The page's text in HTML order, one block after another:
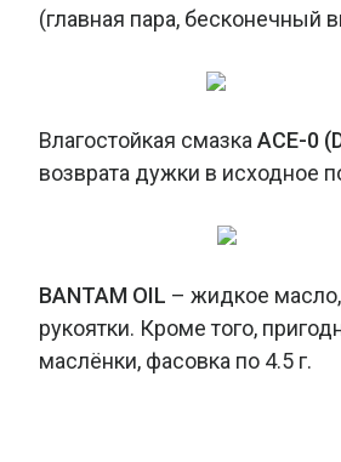
(главная пара, бесконечный
Влагостойкая смазкаACE-0
возврата дужки в исходное
BANTAM OIL – жидкое
рукоятки. Кроме того,
маслёнки, фасовка по 4.5 г.